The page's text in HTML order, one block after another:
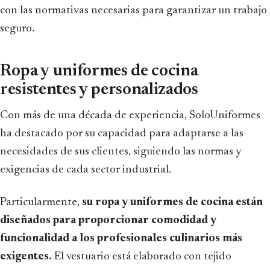
con las normativas necesarias para garantizar un trabajo
seguro.
Ropa y uniformes de cocina
resistentes y personalizados
Con más de una década de experiencia, SoloUniformes
ha destacado por su capacidad para adaptarse a las
necesidades de sus clientes, siguiendo las normas y
exigencias de cada sector industrial.
Particularmente, su ropa y uniformes de cocina están
diseñados para proporcionar comodidad y
funcionalidad a los profesionales culinarios más
exigentes. El vestuario está elaborado con tejido